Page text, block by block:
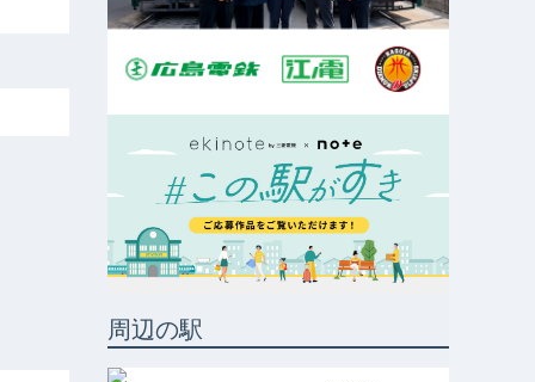
周辺の駅